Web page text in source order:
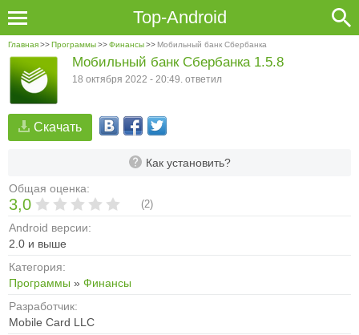
Top-Android
Главная>>Программы>>Финансы>> Мобильный банк Сбербанка
Скачать
Как установить?
Общая оценка:
3,0 (2)
Android версии:
2.0 и выше
Категория:
Программы » Финансы
Разработчик:
Mobile Card LLC
Мобильный банк Сбербанка 1.5.8
18 октября 2022 - 20:49. ответил